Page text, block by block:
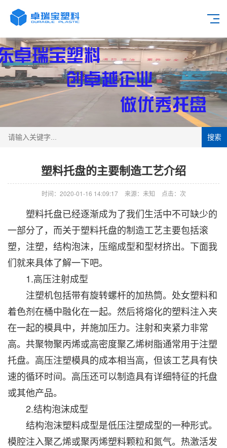
搜索
塑料托盘的主要制造工艺介绍
时间：2020-01-16 14:09:17 来源：未知 点击： 次
塑料托盘已经逐渐成为了我们生活中不可缺少的
一部分了，而关于塑料托盘的制造工艺主要包括滚
塑，注塑，结构泡沫，压缩成型和型材挤出。下面我
们就来具体了解一下吧。
1.高压注射成型
注塑机包括带有旋转螺杆的加热筒。处女塑料和
着色剂在桶中融化在一起。然后将熔化的塑料注入夹
在一起的模具中，并施加压力。注射和夹紧力非常
高。共聚物聚丙烯或高密度聚乙烯树脂通常用于注塑
托盘。高压注塑模具的成本相当高，但该工艺具有快
速的循环时间。高压还可以制造具有详细特征的托盘
或其他产品。
2.结构泡沫成型
结构泡沫塑料成型是低压注塑成型的一种形式。
模腔注入聚乙烯或聚丙烯塑料颗粒和氮气。热激活发